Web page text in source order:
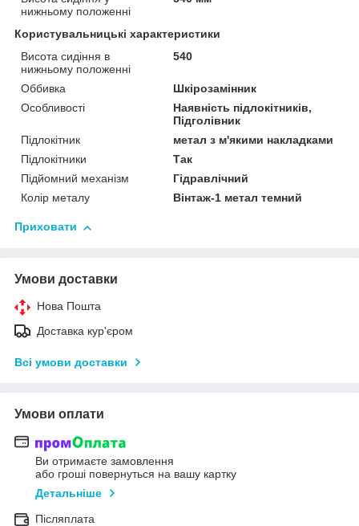
нижньому положенні
Користувальницькі характеристики
Висота сидіння в
нижньому положенні
540
Оббивка
Шкірозамінник
Особливості
Наявність підлокітників,
Підголівник
Підлокітник
метал з м'якими накладками
Підлокітники
Так
Підйомний механізм
Гідравлічний
Колір металу
Вінтаж-1 метал темний
Приховати
Умови доставки
Нова Пошта
Доставка кур'єром
Всі умови доставки
Умови оплати
Ви отримаєте замовлення
або гроші повернуться на вашу картку
Детальніше
Післяплата